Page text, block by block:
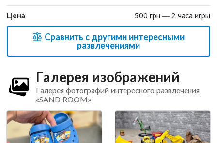
Цена 500 грн — 2 часа игры
Сравнить с другими интересными
развлечениями
Галерея изображений
Галерея фотографий интересного развлечения
«SAND ROOM»